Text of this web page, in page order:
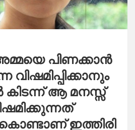
പിണക്കാൻ
കിടന്ന് ആ മനസ്സ്
ഇത്തിരി